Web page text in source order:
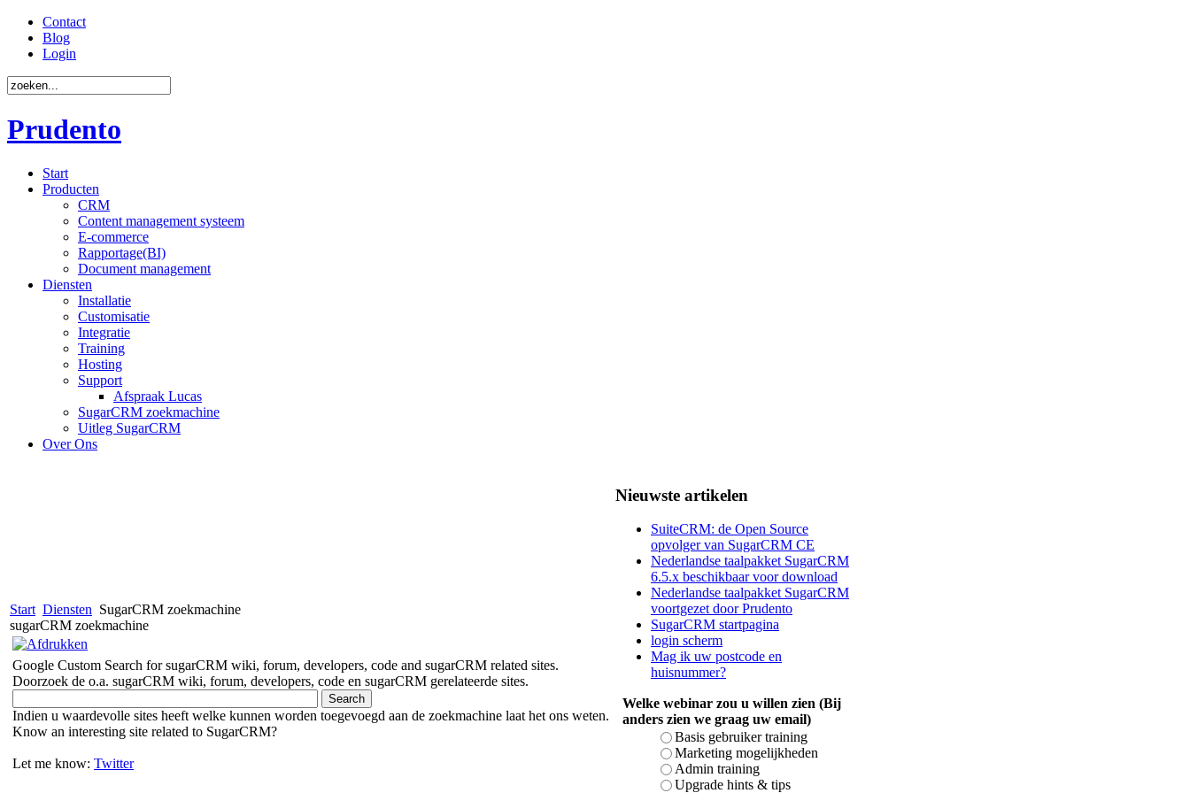
Contact
Blog
Login
Prudento
Start
Producten
CRM
Content management systeem
E-commerce
Rapportage(BI)
Document management
Diensten
Installatie
Customisatie
Integratie
Training
Hosting
Support
Afspraak Lucas
SugarCRM zoekmachine
Uitleg SugarCRM
Over Ons
Start Diensten SugarCRM zoekmachine
sugarCRM zoekmachine
Google Custom Search for sugarCRM wiki, forum, developers, code and sugarCRM related sites.
Doorzoek de o.a. sugarCRM wiki, forum, developers, code en sugarCRM gerelateerde sites.
Indien u waardevolle sites heeft welke kunnen worden toegevoegd aan de zoekmachine laat het ons weten.
Know an interesting site related to SugarCRM?
Let me know: Twitter
Nieuwste artikelen
SuiteCRM: de Open Source
opvolger van SugarCRM CE
Nederlandse taalpakket SugarCRM
6.5.x beschikbaar voor download
Nederlandse taalpakket SugarCRM
voortgezet door Prudento
SugarCRM startpagina
login scherm
Mag ik uw postcode en
huisnummer?
Welke webinar zou u willen zien (Bij
anders zien we graag uw email)
Basis gebruiker training
Marketing mogelijkheden
Admin training
Upgrade hints & tips